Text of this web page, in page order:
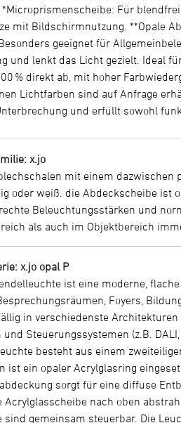
*Microprismenscheibe: Für
mit Bildschirmnutzung. **Opale
geeignet für
und lenkt das Licht gezielt. Ideal
% direkt ab, mit hoher
Lichtfarben sind auf Anfrage
und erfüllt sowohl
x.jo
mit einem dazwischen
oder weiß. die Abdeckscheibe ist
Beleuchtungsstärken und
als auch im Objektbereich
x.jo opal P
ist eine moderne,
Foyers,
in verschiedenste
und Steuerungssystemen (z.B.
besteht aus einem
ist ein opaler Acrylglasring
sorgt für eine diffuse
Acrylglasscheibe nach oben
sind gemeinsam steuerbar. Die